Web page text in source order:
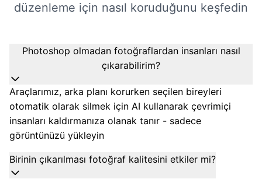
düzenleme için nasıl koruduğunu keşfedin
Photoshop olmadan fotoğraflardan insanları nasıl
çıkarabilirim?
Araçlarımız, arka planı korurken seçilen bireyleri
otomatik olarak silmek için AI kullanarak çevrimiçi
insanları kaldırmanıza olanak tanır - sadece
görüntünüzü yükleyin
Birinin çıkarılması fotoğraf kalitesini etkiler mi?